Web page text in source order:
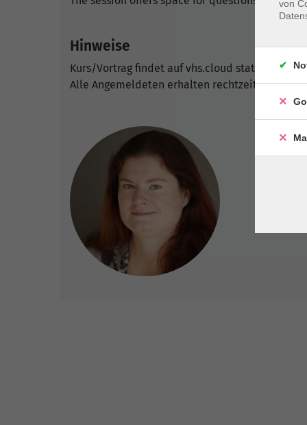
Hinweise
Kurs/Vortrag findet auf vhs.cloud statt.
Alle Angemeldeten erhalten rechtzeitig die
von